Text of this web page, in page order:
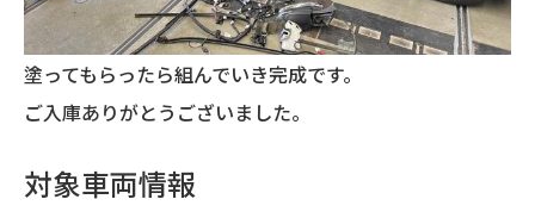
塗ってもらったら組んでいき完成です。
ご入庫ありがとうございました。
対象車両情報